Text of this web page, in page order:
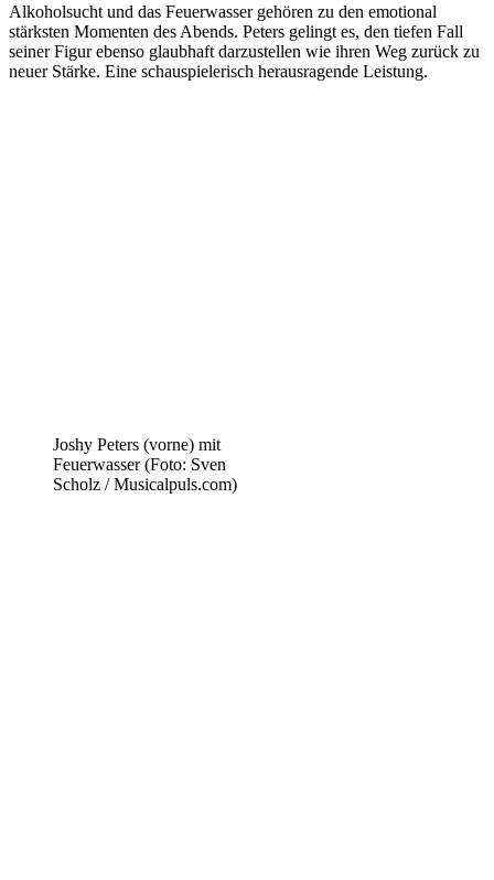
Alkoholsucht und das Feuerwasser gehören zu den emotional
stärksten Momenten des Abends. Peters gelingt es, den tiefen Fall
seiner Figur ebenso glaubhaft darzustellen wie ihren Weg zurück zu
neuer Stärke. Eine schauspielerisch herausragende Leistung.
Joshy Peters (vorne) mit
Feuerwasser (Foto: Sven
Scholz / Musicalpuls.com)